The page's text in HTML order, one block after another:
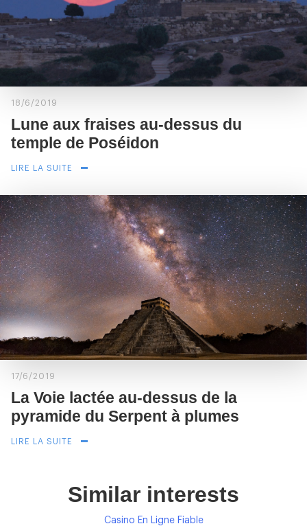
18/6/2019
Lune aux fraises au-dessus du
temple de Poséidon
LIRE LA SUITE
17/6/2019
La Voie lactée au-dessus de la
pyramide du Serpent à plumes
LIRE LA SUITE
Similar interests
Casino En Ligne Fiable